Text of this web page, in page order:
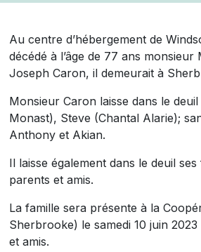
Au centre d’hébergement de
décédé à l’âge de 77 ans
Joseph Caron, il demeurait à
Monsieur Caron laisse dans le
Monast), Steve (Chantal Alarie);
Anthony et Akian.
Il laisse également dans le deuil
parents et amis.
La famille sera présente à la
Sherbrooke) le samedi 10 juin
et amis.